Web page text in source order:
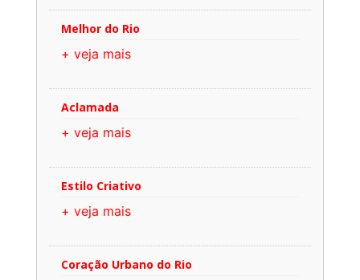
Melhor do Rio
+ veja mais
Aclamada
+ veja mais
Estilo Criativo
+ veja mais
Coração Urbano do Rio